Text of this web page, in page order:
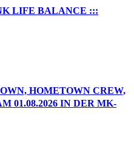
LIFE BALANCE :::
HOMETOWN CREW,
01.08.2026 IN DER MK-